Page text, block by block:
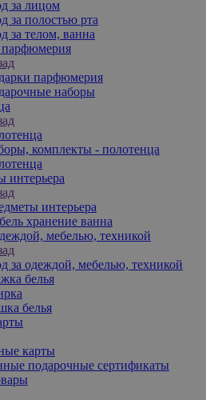
за лицом
за полостью рта
за телом, ванна
парфюмерия
наборы
комплекты - полотенца
интерьера
интерьера
хранение ванна
мебелью, техникой
за одеждой, мебелью, техникой
белья
белья
карты
подарочные сертификаты